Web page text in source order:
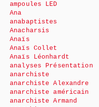
ampoules LED
Ana
anabaptistes
Anacharsis
Anaïs
Anaïs Collet
Anaïs Léonhardt
analyses Présentation
anarchiste
anarchiste Alexandre
anarchiste américain
anarchiste Armand